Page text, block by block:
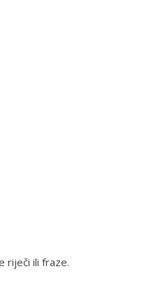
riječi ili fraze.